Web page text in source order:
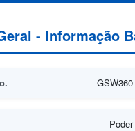
- Informação
GSW360
Poder